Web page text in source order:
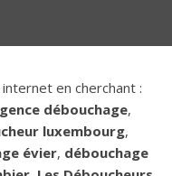
en cherchant :
débouchage,
luxembourg,
évier, débouchage